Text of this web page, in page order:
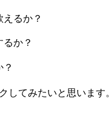
るか？
か？
してみたいと思います。